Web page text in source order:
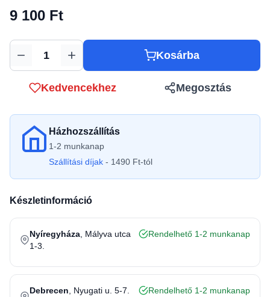
9 100 Ft
Mennyiség Kosárba
Kedvencekhez Megosztás
Házhozszállítás
1-2 munkanap
Szállítási díjak - 1490 Ft-tól
Készletinformáció
Nyíregyháza , Mályva utca
1-3.
Rendelhető 1-2 munkanap
Debrecen , Nyugati u. 5-7.
Rendelhető 1-2 munkanap